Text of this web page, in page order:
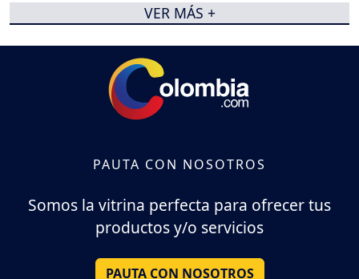
VER MÁS +
PAUTA CON NOSOTROS
Somos la vitrina perfecta para ofrecer tus
productos y/o servicios
PAUTA CON NOSOTROS